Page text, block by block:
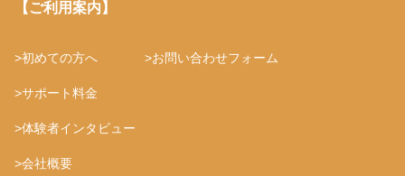
【ご利用案内】
>初めての方へ
>サポート料金
>体験者インタビュー
>会社概要
>お問い合わせフォーム